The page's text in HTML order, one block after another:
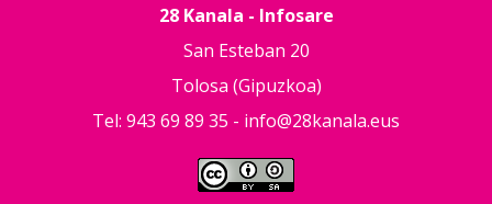
28 Kanala - Infosare
San Esteban 20
Tolosa (Gipuzkoa)
Tel: 943 69 89 35 - info@28kanala.eus